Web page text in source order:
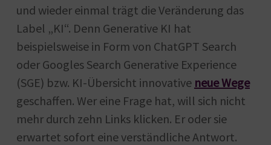
und wieder einmal trägt die Veränderung das
Label „KI“. Denn Generative KI hat
beispielsweise in Form von ChatGPT Search
oder Googles Search Generative Experience
(SGE) bzw. KI-Übersicht innovative neue Wege
geschaffen. Wer eine Frage hat, will sich nicht
mehr durch zehn Links klicken. Er oder sie
erwartet sofort eine verständliche Antwort.